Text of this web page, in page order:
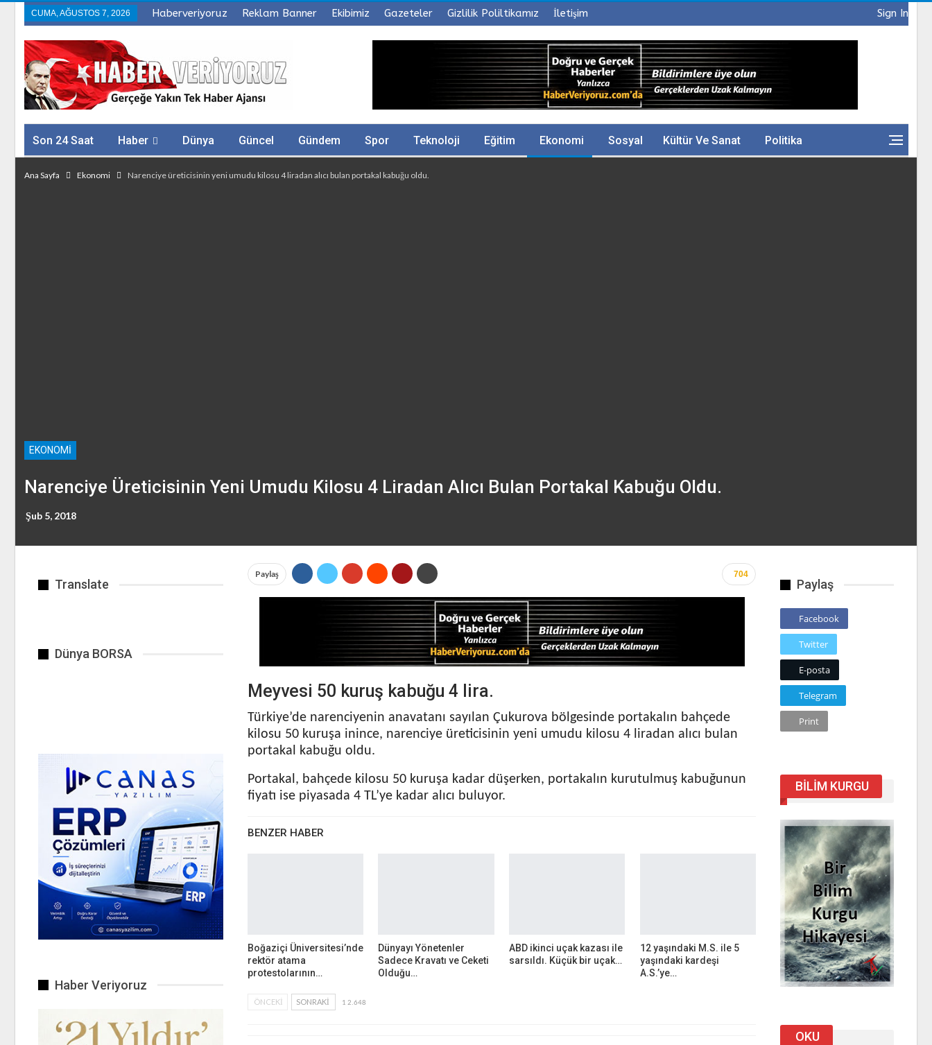
Sign In
CUMA, AĞUSTOS 7, 2026 Haberveriyoruz Reklam Banner Ekibimiz Gazeteler Gizlilik Poliltikamız İletişim
Son 24 Saat Haber Dünya Güncel Gündem Spor Teknoloji Eğitim Ekonomi Sosyal Kültür Ve Sanat Politika
Sağlık Firmalar
Ana Sayfa Ekonomi Narenciye üreticisinin yeni umudu kilosu 4 liradan alıcı bulan portakal kabuğu oldu.
EKONOMI
Narenciye Üreticisinin Yeni Umudu Kilosu 4 Liradan Alıcı Bulan Portakal Kabuğu Oldu.
Şub 5, 2018
704
Paylaş
Meyvesi 50 kuruş kabuğu 4 lira.
Türkiye’de narenciyenin anavatanı sayılan Çukurova bölgesinde portakalın bahçede
kilosu 50 kuruşa inince, narenciye üreticisinin yeni umudu kilosu 4 liradan alıcı bulan
portakal kabuğu oldu.
Portakal, bahçede kilosu 50 kuruşa kadar düşerken, portakalın kurutulmuş kabuğunun
fiyatı ise piyasada 4 TL’ye kadar alıcı buluyor.
BENZER HABER
Boğaziçi Üniversitesi’nde
rektör atama
protestolarının…
Dünyayı Yönetenler
Sadece Kravatı ve Ceketi
Olduğu…
ABD ikinci uçak kazası ile
sarsıldı. Küçük bir uçak…
12 yaşındaki M.S. ile 5
yaşındaki kardeşi
A.S.’ye…
ÖNCEKI SONRAKI 1 2.648
Translate
Dünya BORSA
Haber Veriyoruz
Paylaş
Facebook
Twitter
E-posta
Telegram
Print
BILIM KURGU
OKU